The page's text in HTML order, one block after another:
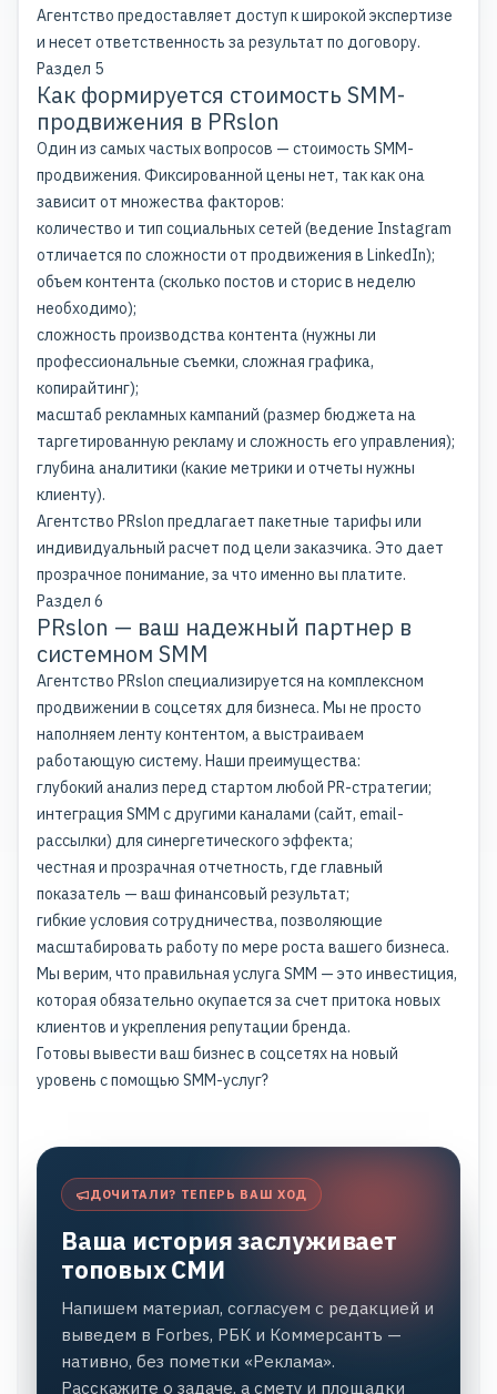
Агентство предоставляет доступ к широкой экспертизе
и несет ответственность за результат по договору.
Раздел 5
Как формируется стоимость SMM-
продвижения в PRslon
Один из самых частых вопросов — стоимость SMM-
продвижения. Фиксированной цены нет, так как она
зависит от множества факторов:
количество и тип социальных сетей (ведение Instagram
отличается по сложности от продвижения в LinkedIn);
объем контента (сколько постов и сторис в неделю
необходимо);
сложность производства контента (нужны ли
профессиональные съемки, сложная графика,
копирайтинг);
масштаб рекламных кампаний (размер бюджета на
таргетированную рекламу и сложность его управления);
глубина аналитики (какие метрики и отчеты нужны
клиенту).
Агентство PRslon предлагает пакетные тарифы или
индивидуальный расчет под цели заказчика. Это дает
прозрачное понимание, за что именно вы платите.
Раздел 6
PRslon — ваш надежный партнер в
системном SMM
Агентство PRslon специализируется на комплексном
продвижении в соцсетях для бизнеса. Мы не просто
наполняем ленту контентом, а выстраиваем
работающую систему. Наши преимущества:
глубокий анализ перед стартом любой PR-стратегии;
интеграция SMM с другими каналами (сайт, email-
рассылки) для синергетического эффекта;
честная и прозрачная отчетность, где главный
показатель — ваш финансовый результат;
гибкие условия сотрудничества, позволяющие
масштабировать работу по мере роста вашего бизнеса.
Мы верим, что правильная услуга SMM — это инвестиция,
которая обязательно окупается за счет притока новых
клиентов и укрепления репутации бренда.
Готовы вывести ваш бизнес в соцсетях на новый
уровень с помощью SMM-услуг?
ДОЧИТАЛИ? ТЕПЕРЬ ВАШ ХОД
Ваша история заслуживает
топовых СМИ
Напишем материал, согласуем с редакцией и
выведем в Forbes, РБК и Коммерсантъ —
нативно, без пометки «Реклама».
Расскажите о задаче, а смету и площадки